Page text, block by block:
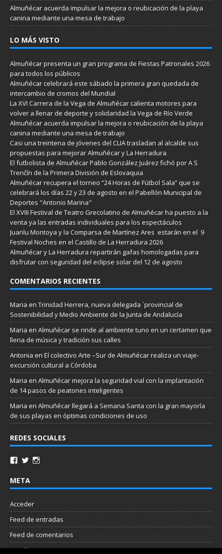
Almuñécar acuerda impulsar la mejora o reubicación de la playa
canina mediante una mesa de trabajo
LO MÁS VISTO
Almuñécar presenta un gran programa de Fiestas Patronales 2026
para todos los públicos
Almuñécar celebrará este sábado la primera gran quedada de
intercambio de cromos del Mundial
La XVI Carrera de la Vega de Almuñécar calienta motores para
volver a llenar de deporte y solidaridad la Vega de Río Verde
Almuñécar acuerda impulsar la mejora o reubicación de la playa
canina mediante una mesa de trabajo
Casi una treintena de jóvenes del CLIA trasladan al alcalde sus
propuestas para mejorar Almuñécar y La Herradura
El futbolista de Almuñécar Pablo González Juárez fichó por A S
Trenčín de la Primera División de Eslovaquia
Almuñécar recupera el torneo “24 Horas de Fútbol Sala” que se
celebrará los días 22 y 23 de agosto en el Pabellón Municipal de
Deportes "Antonio Marina"
El XVIII Festival de Teatro Grecolatino de Almuñécar ha puesto a la
venta ya las entradas individuales para los espectáculos
Juanlu Montoya y la Comparsa de Martínez Ares estarán en el 9
Festival Noches en el Castillo de La Herradura 2026
Almuñécar y La Herradura repartirán gafas homologadas para
disfrutar con seguridad del eclipse solar del 12 de agosto
COMENTARIOS RECIENTES
Maria en Trinidad Herrera, nueva delegada `provincial de
Sostenibilidad y Medio Ambiente de la Junta de Andalucía
Maria en Almuñécar se rinde al ambiente tuno en un certamen que
llena de música y tradición sus calles
Antonia en El colectivo Arte –Sur de Almuñécar realiza un viaje-
excursión cultural a Córdoba
Maria en Almuñécar mejora la seguridad vial con la implantación
de 14 pasos de peatones inteligentes
Maria en Almuñécar llegará a Semana Santa con la gran mayoría
de sus playas en óptimas condiciones de uso
REDES SOCIALES
META
Acceder
Feed de entradas
Feed de comentarios
WordPress.org